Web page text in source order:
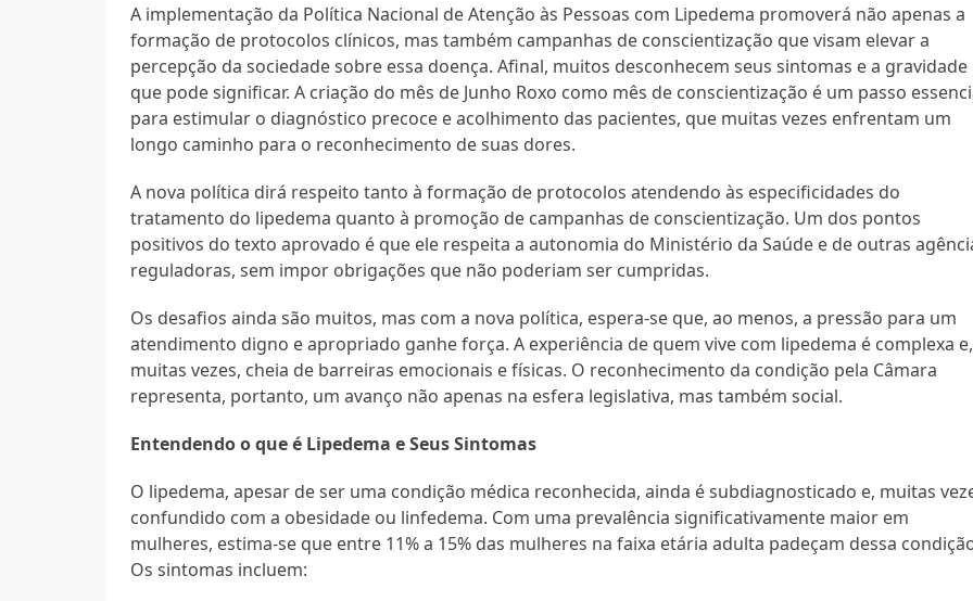
A implementação da Política Nacional de Atenção às Pessoas com Lipedema promoverá não apenas a
formação de protocolos clínicos, mas também campanhas de conscientização que visam elevar a
percepção da sociedade sobre essa doença. Afinal, muitos desconhecem seus sintomas e a gravidade
que pode significar. A criação do mês de Junho Roxo como mês de conscientização é um passo
para estimular o diagnóstico precoce e acolhimento das pacientes, que muitas vezes enfrentam um
longo caminho para o reconhecimento de suas dores.
A nova política dirá respeito tanto à formação de protocolos atendendo às especificidades do
tratamento do lipedema quanto à promoção de campanhas de conscientização. Um dos pontos
positivos do texto aprovado é que ele respeita a autonomia do Ministério da Saúde e de outras
reguladoras, sem impor obrigações que não poderiam ser cumpridas.
Os desafios ainda são muitos, mas com a nova política, espera-se que, ao menos, a pressão para um
atendimento digno e apropriado ganhe força. A experiência de quem vive com lipedema é complexa e,
muitas vezes, cheia de barreiras emocionais e físicas. O reconhecimento da condição pela Câmara
representa, portanto, um avanço não apenas na esfera legislativa, mas também social.
Entendendo o que é Lipedema e Seus Sintomas
O lipedema, apesar de ser uma condição médica reconhecida, ainda é subdiagnosticado e, muitas
confundido com a obesidade ou linfedema. Com uma prevalência significativamente maior em
mulheres, estima-se que entre 11% a 15% das mulheres na faixa etária adulta padeçam dessa
Os sintomas incluem: